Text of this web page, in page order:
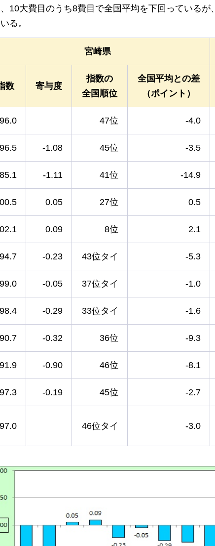
10大費目のうち8費目で全国平均を下回っているが、
る。
宮崎県
数 寄与度
指数の
全国順位
全国平均との差
（ポイント）
96.0 47位 -4.0
96.5 -1.08 45位 -3.5
85.1 -1.11 41位 -14.9
0.05 27位 0.5
0.09 8位 2.1
94.7 -0.23 43位タイ -5.3
99.0 -0.05 37位タイ -1.0
98.4 -0.29 33位タイ -1.6
90.7 -0.32 36位 -9.3
91.9 -0.90 46位 -8.1
97.3 -0.19 45位 -2.7
97.0 46位タイ -3.0